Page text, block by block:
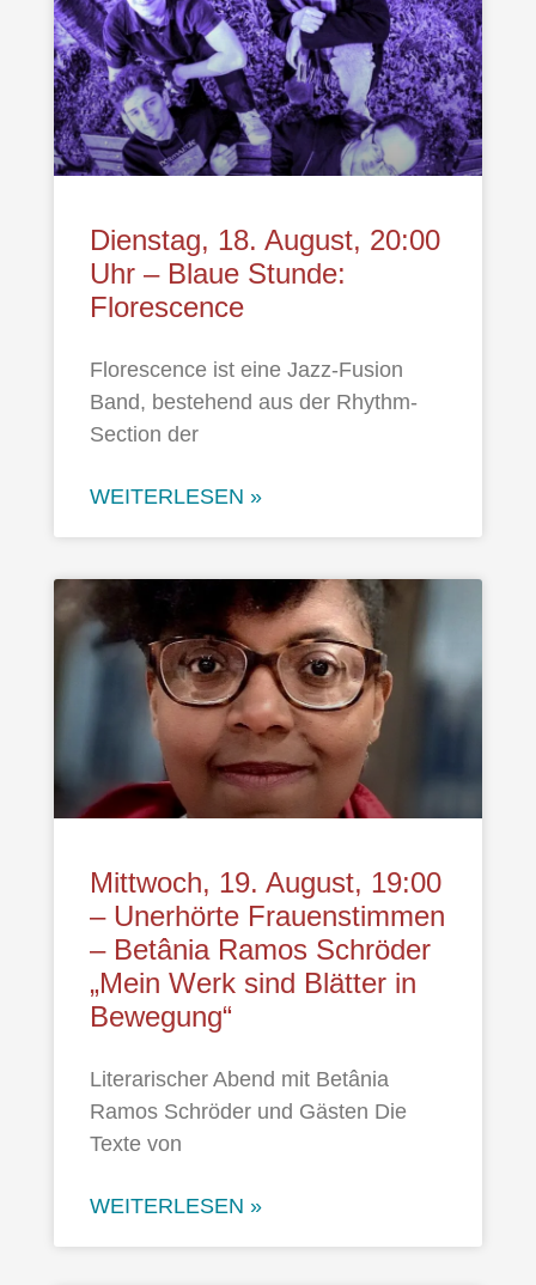
Dienstag, 18. August, 20:00
Uhr – Blaue Stunde:
Florescence
Florescence ist eine Jazz-Fusion
Band, bestehend aus der Rhythm-
Section der
WEITERLESEN »
Mittwoch, 19. August, 19:00
– Unerhörte Frauenstimmen
– Betânia Ramos Schröder
„Mein Werk sind Blätter in
Bewegung“
Literarischer Abend mit Betânia
Ramos Schröder und Gästen Die
Texte von
WEITERLESEN »